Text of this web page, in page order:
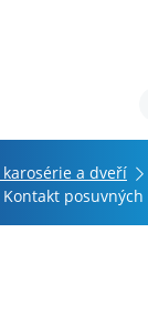
karosérie a dveří
Kontakt